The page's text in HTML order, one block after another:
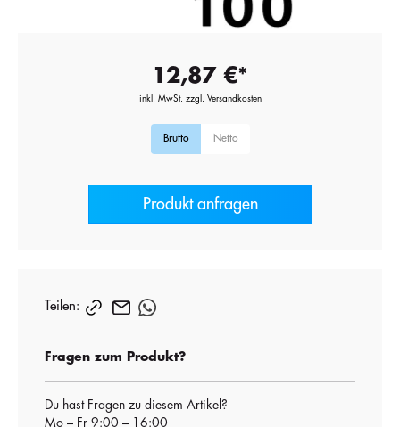
12,87 €*
inkl. MwSt. zzgl. Versandkosten
Brutto Netto
Produkt anfragen
Teilen:
Fragen zum Produkt?
Du hast Fragen zu diesem Artikel?
Mo – Fr 9:00 – 16:00